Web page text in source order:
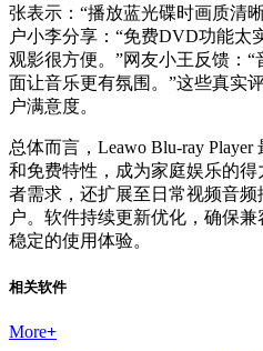
张表示：“播放蓝光碟时画质清
户小李分享：“免费DVD功能太
观影很方便。”网友小王反馈：
面让音乐更有氛围。”这些真实
户满意度。
总体而言，Leawo Blu-ray
和免费特性，成为家庭娱乐的
者需求，还扩展至日常视频音
户。软件持续更新优化，确保
稳定的使用体验。
相关软件
More+